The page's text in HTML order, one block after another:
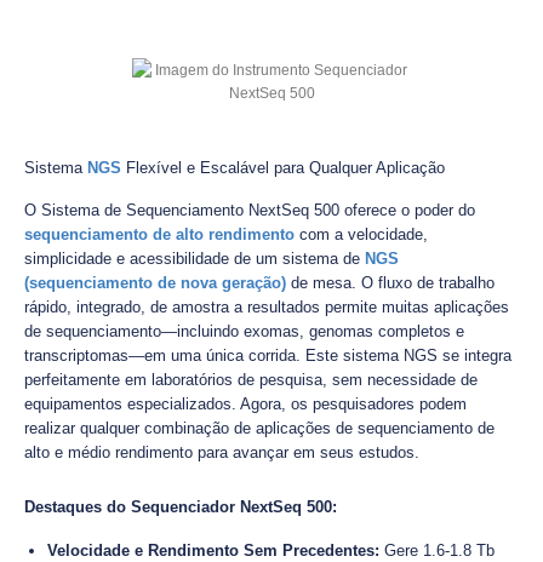
Sistema NGS Flexível e Escalável para Qualquer Aplicação
O Sistema de Sequenciamento NextSeq 500 oferece o poder do
sequenciamento de alto rendimento com a velocidade,
simplicidade e acessibilidade de um sistema de NGS
(sequenciamento de nova geração) de mesa. O fluxo de trabalho
rápido, integrado, de amostra a resultados permite muitas aplicações
de sequenciamento—incluindo exomas, genomas completos e
transcriptomas—em uma única corrida. Este sistema NGS se integra
perfeitamente em laboratórios de pesquisa, sem necessidade de
equipamentos especializados. Agora, os pesquisadores podem
realizar qualquer combinação de aplicações de sequenciamento de
alto e médio rendimento para avançar em seus estudos.
Destaques do Sequenciador NextSeq 500:
Velocidade e Rendimento Sem Precedentes: Gere 1.6-1.8 Tb